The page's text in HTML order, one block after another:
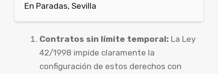
En Paradas, Sevilla
Contratos sin límite temporal: La Ley
42/1998 impide claramente la
configuración de estos derechos con